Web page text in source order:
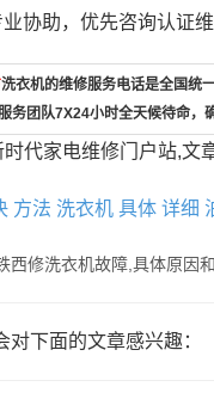
协助，优先咨询认证维
洗衣机的维修服务电话是全国统
务团队7X24小时全天候待命，
代家电维修门户站,文
方法 洗衣机 具体 详细
西修洗衣机故障,具体原因
对下面的文章感兴趣：